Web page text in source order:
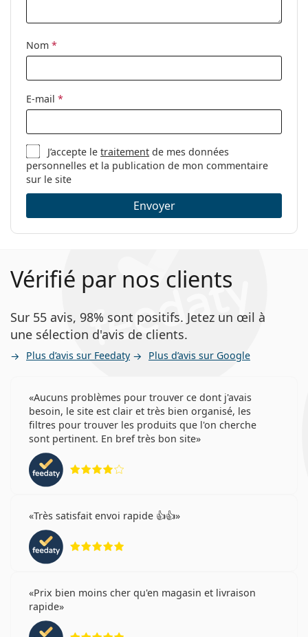
Nom *
E-mail *
J’accepte letraitement de mes données
personnelles et la publication de mon commentaire
sur le site
Envoyer
Vérifié par nos clients
Sur 55 avis, 98% sont positifs. Jetez un œil à
une sélection d'avis de clients.
Plus d’avis sur Feedaty Plus d’avis sur Google
Aucuns problèmes pour trouver ce dont j'avais
besoin, le site est clair et très bien organisé, les
filtres pour trouver les produits que l'on cherche
sont pertinent. En bref très bon site
Très satisfait envoi rapide 👍👍
Prix bien moins cher qu'en magasin et livraison
rapide